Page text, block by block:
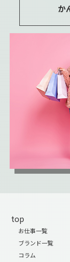
か
top
お仕事一覧
ブランド一覧
コラム